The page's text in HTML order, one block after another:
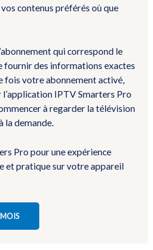
contenus préférés où que
qui correspond le
fournir des informations exactes
fois votre abonnement activé,
IPTV Smarters Pro
à regarder la télévision
la demande.
Pro pour une expérience
et pratique sur votre appareil